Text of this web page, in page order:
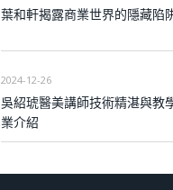
葉和軒揭露商業世界的隱藏陷
2024-12-26
吳紹琥醫美講師技術精湛與教
業介紹